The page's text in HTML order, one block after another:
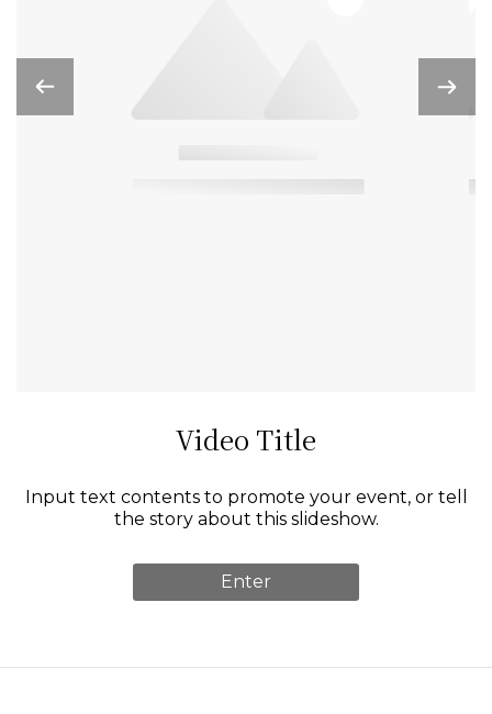
Video Title
Input text contents to promote your event, or tell
the story about this slideshow.
Enter